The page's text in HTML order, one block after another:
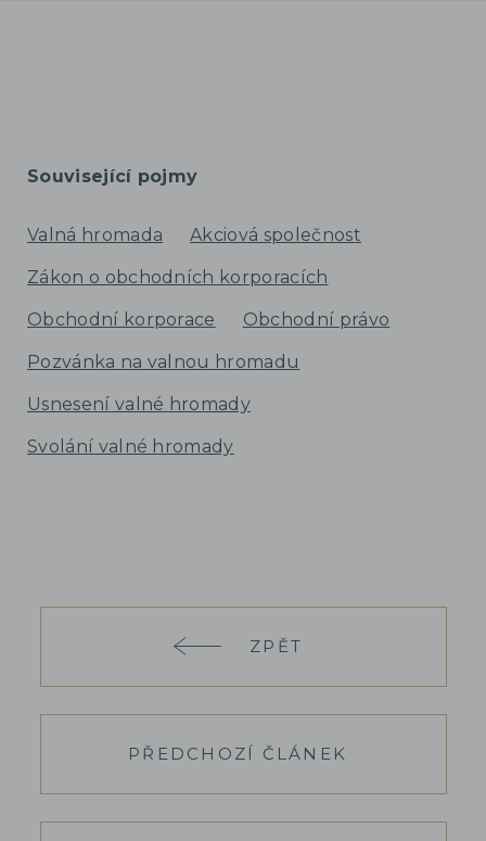
Související pojmy
Valná hromada Akciová společnost
Zákon o obchodních korporacích
Obchodní korporace Obchodní právo
Pozvánka na valnou hromadu
Usnesení valné hromady
Svolání valné hromady
ZPĚT
PŘEDCHOZÍ ČLÁNEK